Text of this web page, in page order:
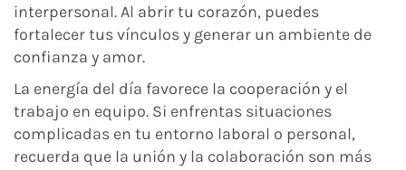
interpersonal. Al abrir tu corazón, puedes
fortalecer tus vínculos y generar un ambiente de
confianza y amor.
La energía del día favorece la cooperación y el
trabajo en equipo. Si enfrentas situaciones
complicadas en tu entorno laboral o personal,
recuerda que la unión y la colaboración son más